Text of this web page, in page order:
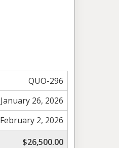
QUO-296
January 26, 2026
February 2, 2026
$26,500.00